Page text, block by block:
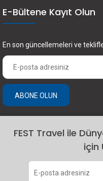
FEST Travel ile
için
E-Bültene Kayıt Olun
En son güncellemeleri ve
ABONE OLUN
2024 Fest